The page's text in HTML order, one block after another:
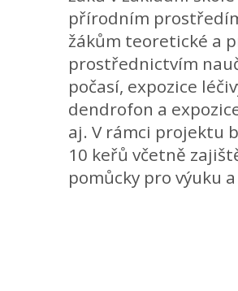
přírodním
žákům teoretické a
prostřednictvím
počasí, expozice
dendrofon a
aj. V rámci projektu
10 keřů včetně
pomůcky pro výuku